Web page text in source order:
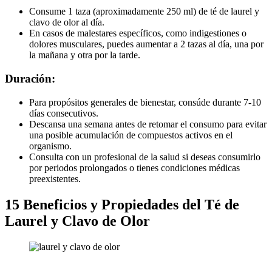
Consume 1 taza (aproximadamente 250 ml) de té de laurel y
clavo de olor al día.
En casos de malestares específicos, como indigestiones o
dolores musculares, puedes aumentar a 2 tazas al día, una por
la mañana y otra por la tarde.
Duración:
Para propósitos generales de bienestar, consúde durante 7-10
días consecutivos.
Descansa una semana antes de retomar el consumo para evitar
una posible acumulación de compuestos activos en el
organismo.
Consulta con un profesional de la salud si deseas consumirlo
por periodos prolongados o tienes condiciones médicas
preexistentes.
15 Beneficios y Propiedades del Té de
Laurel y Clavo de Olor